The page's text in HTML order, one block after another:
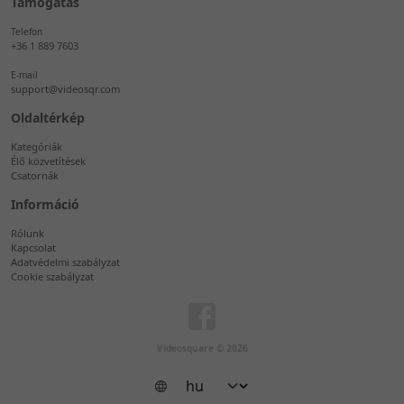
Telefon
+36 1 889 7603
E-mail
support@videosqr.com
Oldaltérkép
Kategóriák
Élő közvetítések
Csatornák
Információ
Rólunk
Kapcsolat
Adatvédelmi szabályzat
Cookie szabályzat